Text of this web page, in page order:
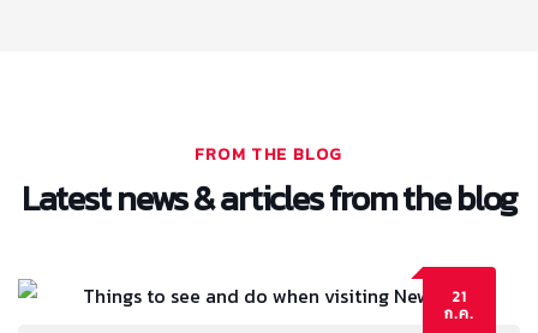
FROM THE BLOG
Latest news & articles from the blog
21
ก.ค.